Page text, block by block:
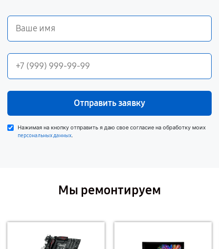
Отправить заявку
Нажимая на кнопку отправить я даю свое согласие на обработку моих
персональных данных.
Мы ремонтируем